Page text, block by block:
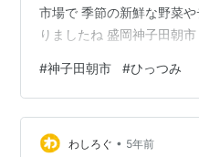
市場で 季節の新鮮な野菜
りましたね 盛岡神子田朝
子田朝市 木偶の坊『ひっ
ていた名物と噂の「ひっ
きいひっつみは初めて‼ ゴ
入り 美味しかった😋 気温
#神子田朝市 #ひっつみ
わしろぐ • 5年前